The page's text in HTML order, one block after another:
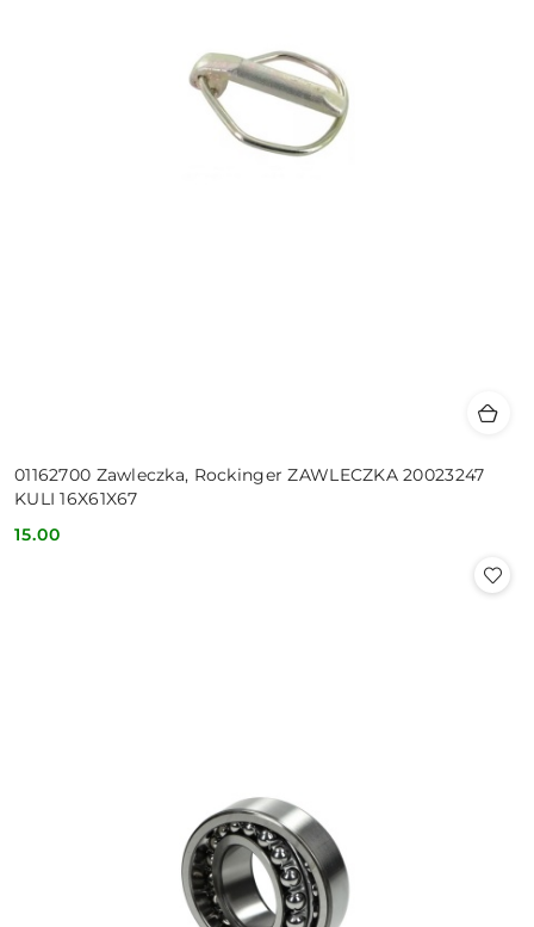
01162700 Zawleczka, Rockinger ZAWLECZKA 20023247
KULI 16X61X67
Cena:
15.00